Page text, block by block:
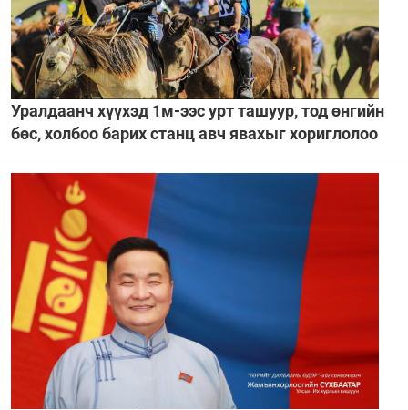
Уралдаанч хүүхэд 1м-ээс урт ташуур, тод өнгийн
бөс, холбоо барих станц авч явахыг хориглолоо